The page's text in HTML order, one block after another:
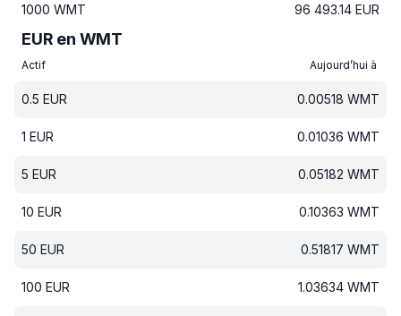
1000 WMT 96 493.14 EUR
EUR en WMT
Actif Aujourd’hui à
0.5 EUR 0.00518 WMT
1 EUR 0.01036 WMT
5 EUR 0.05182 WMT
10 EUR 0.10363 WMT
50 EUR 0.51817 WMT
100 EUR 1.03634 WMT